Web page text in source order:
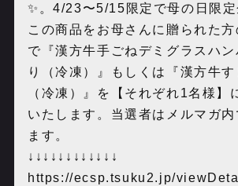
✨。4/23〜5/15限定で母の日限定
この商品をお母さんに贈られた
で『漢方牛手ごねデミグラスハ
り（冷凍）』もしくは『漢方牛
（冷凍）』を【それぞれ1名様】
いたします。当選者はメルマガ内
ます。
↓↓↓↓↓↓↓↓↓↓↓↓
https://ecsp.tsuku2.jp/